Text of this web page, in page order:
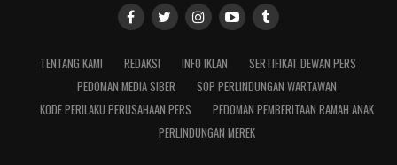
TENTANG KAMI REDAKSI INFO IKLAN
SERTIFIKAT DEWAN PERS
PEDOMAN MEDIA SIBER
SOP PERLINDUNGAN WARTAWAN
KODE PERILAKU PERUSAHAAN PERS
PEDOMAN PEMBERITAAN RAMAH ANAK
PERLINDUNGAN MEREK